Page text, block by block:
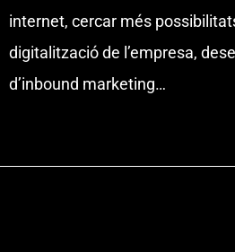
internet, cercar més
digitalització de l’empresa,
d’inbound marketing…